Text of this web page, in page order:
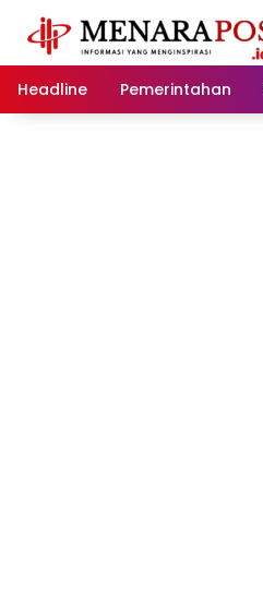
konten
Headline
Pemerintahan